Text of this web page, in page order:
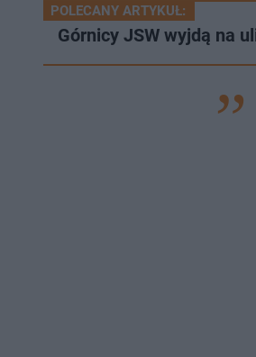
POLECANY ARTYKUŁ:
Górnicy JSW wyjdą na